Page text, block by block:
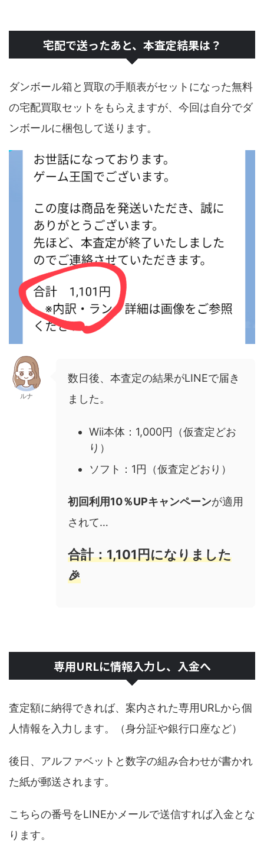
宅配で送ったあと、本査定結果は？
ダンボール箱と買取の手順表がセットになった無料
の宅配買取セットをもらえますが、今回は自分でダ
ンボールに梱包して送ります。
ルナ
数日後、本査定の結果がLINEで届き
ました。
Wii本体：1,000円（仮査定どお
り）
ソフト：1円（仮査定どおり）
初回利用10％UPキャンペーンが適用
されて…
合計：1,101円になりました
🎉
専用URLに情報入力し、入金へ
査定額に納得できれば、案内された専用URLから個
人情報を入力します。（身分証や銀行口座など）
後日、アルファベットと数字の組み合わせが書かれ
た紙が郵送されます。
こちらの番号をLINEかメールで送信すれば入金とな
ります。